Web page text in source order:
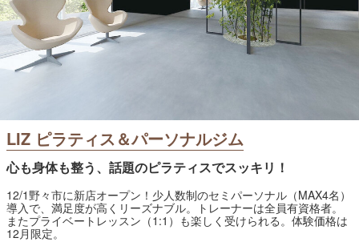
LIZ ピラティス＆パーソナルジム
心も身体も整う、話題のピラティスでスッキリ！
12/1野々市に新店オープン！少人数制のセミパーソナル（MAX4名）
導入で、満足度が高くリーズナブル。トレーナーは全員有資格者。
またプライベートレッスン（1:1）も楽しく受けられる。体験価格は
12月限定。